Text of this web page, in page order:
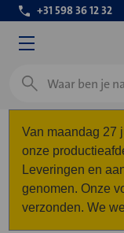
+31 598 36 12 32
Zoeken
Van maandag 27
onze
Leveringen en
genomen. Onze
verzonden. We